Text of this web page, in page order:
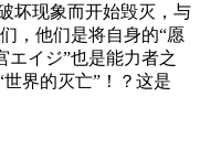
坏现象而开始毁灭，与
，他们是将自身的“愿
エイジ”也是能力者之
界的灭亡”！？这是